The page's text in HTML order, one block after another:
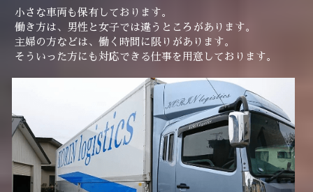
小さな車両も保有しております。
働き方は、男性と女子では違うところがあります。
主婦の方などは、働く時間に限りがあります。
そういった方にも対応できる仕事を用意しております。